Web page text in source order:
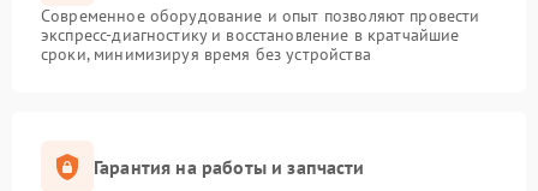
Современное оборудование и опыт позволяют провести
экспресс-диагностику и восстановление в кратчайшие
сроки, минимизируя время без устройства
Гарантия на работы и запчасти